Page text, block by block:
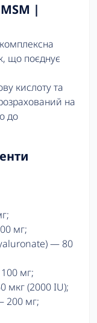
|
що поєднує
кислоту та
на
до
мг;
— 80
мг;
мкг (2000 IU);
200 мг;